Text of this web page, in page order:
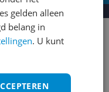
gelden alleen
belang in
. U kunt